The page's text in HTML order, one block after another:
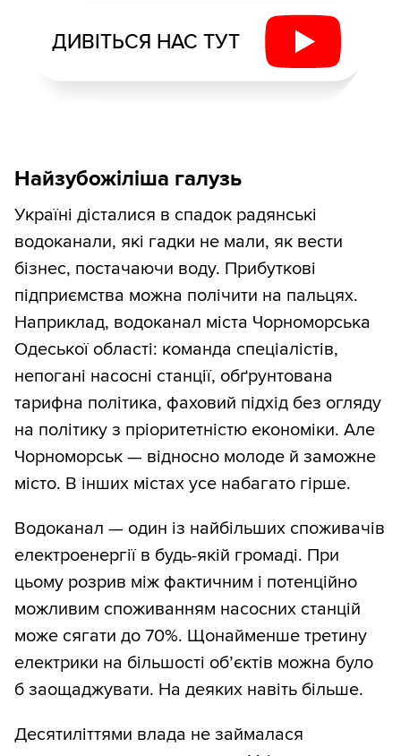
ДИВІТЬСЯ НАС ТУТ
Найзубожіліша галузь
Україні дісталися в спадок радянські
водоканали, які гадки не мали, як вести
бізнес, постачаючи воду. Прибуткові
підприємства можна полічити на пальцях.
Наприклад, водоканал міста Чорноморська
Одеської області: команда спеціалістів,
непогані насосні станції, обґрунтована
тарифна політика, фаховий підхід без огляду
на політику з пріоритетністю економіки. Але
Чорноморськ — відносно молоде й заможне
місто. В інших містах усе набагато гірше.
Водоканал — один із найбільших споживачів
електроенергії в будь-якій громаді. При
цьому розрив між фактичним і потенційно
можливим споживанням насосних станцій
може сягати до 70%. Щонайменше третину
електрики на більшості об’єктів можна було
б заощаджувати. На деяких навіть більше.
Десятиліттями влада не займалася